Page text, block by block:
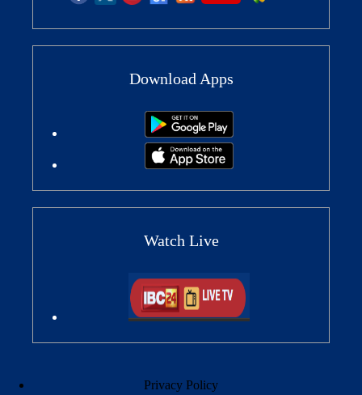
Download Apps
Watch Live
Privacy Policy